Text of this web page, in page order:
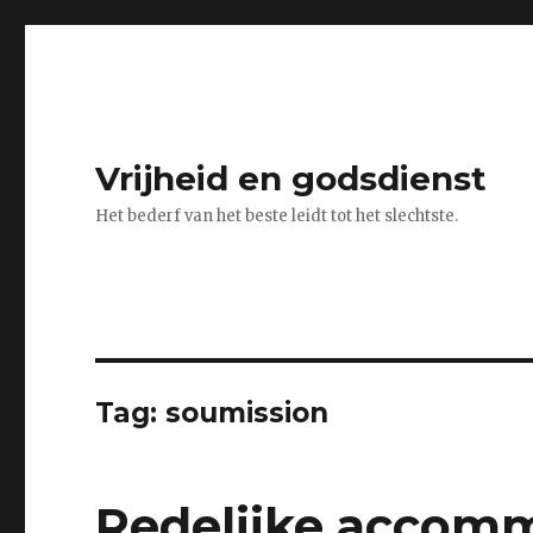
Vrijheid en godsdienst
Het bederf van het beste leidt tot het slechtste.
Tag:soumission